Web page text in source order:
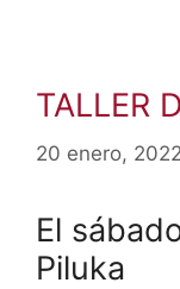
TALLER
20 enero, 2022
El
Piluka